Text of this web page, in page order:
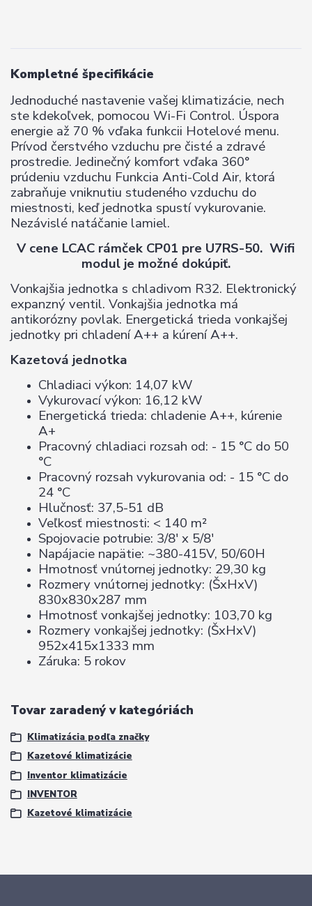
Kompletné špecifikácie
Jednoduché nastavenie vašej klimatizácie, nech
ste kdekoľvek, pomocou Wi-Fi Control. Úspora
energie až 70 % vďaka funkcii Hotelové menu.
Prívod čerstvého vzduchu pre čisté a zdravé
prostredie. Jedinečný komfort vďaka 360°
prúdeniu vzduchu Funkcia Anti-Cold Air, ktorá
zabraňuje vniknutiu studeného vzduchu do
miestnosti, keď jednotka spustí vykurovanie.
Nezávislé natáčanie lamiel.
V cene LCAC rámček CP01 pre U7RS-50. Wifi
modul je možné dokúpiť.
Vonkajšia jednotka s chladivom R32. Elektronický
expanzný ventil. Vonkajšia jednotka má
antikorózny povlak. Energetická trieda vonkajšej
jednotky pri chladení A++ a kúrení A++.
Kazetová jednotka
Chladiaci výkon: 14,07 kW
Vykurovací výkon: 16,12 kW
Energetická trieda: chladenie A++, kúrenie
A+
Pracovný chladiaci rozsah od: - 15 °C do 50
°C
Pracovný rozsah vykurovania od: - 15 °C do
24 °C
Hlučnosť: 37,5-51 dB
Veľkosť miestnosti: < 140 m²
Spojovacie potrubie: 3/8' x 5/8'
Napájacie napätie: ~380-415V, 50/60H
Hmotnosť vnútornej jednotky: 29,30 kg
Rozmery vnútornej jednotky: (ŠxHxV)
830x830x287 mm
Hmotnosť vonkajšej jednotky: 103,70 kg
Rozmery vonkajšej jednotky: (ŠxHxV)
952x415x1333 mm
Záruka: 5 rokov
Tovar zaradený v kategóriách
Klimatizácia podľa značky
Kazetové klimatizácie
Inventor klimatizácie
INVENTOR
Kazetové klimatizácie